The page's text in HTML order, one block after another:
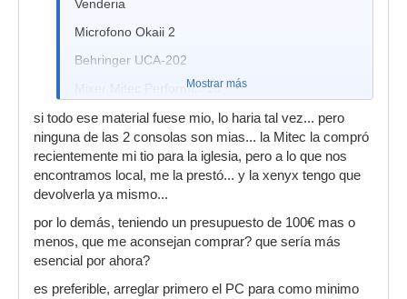
Venderia
Microfono Okaii 2
Behringer UCA-202
Mixer Mitec Performer 16
Mixer Behringer 1202FX
Con lo que saques de esto + 100 euros podrias
comprar una tarjeta de sonido y microfono de
cierta calidad..
Mostrar más
si todo ese material fuese mio, lo haria tal vez... pero
ninguna de las 2 consolas son mias... la Mitec la compró
recientemente mi tio para la iglesia, pero a lo que nos
encontramos local, me la prestó... y la xenyx tengo que
devolverla ya mismo...
por lo demás, teniendo un presupuesto de 100€ mas o
menos, que me aconsejan comprar? que sería más
esencial por ahora?
es preferible, arreglar primero el PC para como minimo